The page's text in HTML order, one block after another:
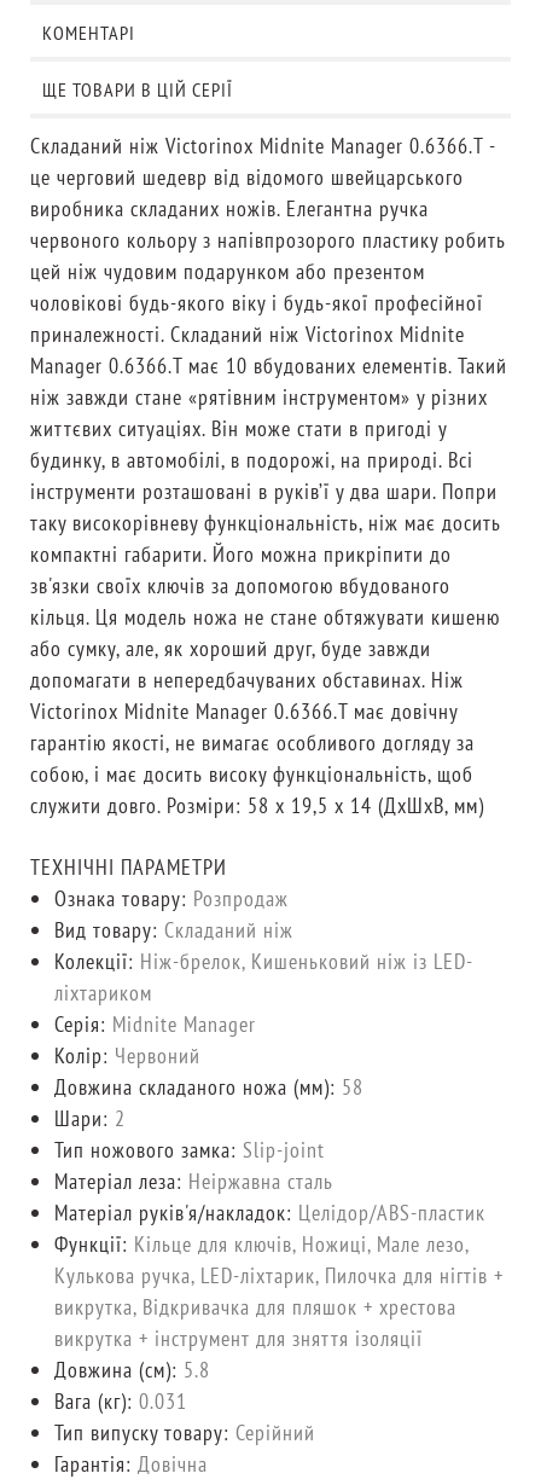
КОМЕНТАРІ
ЩЕ ТОВАРИ В ЦІЙ СЕРІЇ
Складаний ніж Victorinox Midnite Manager 0.6366.T -
це черговий шедевр від відомого швейцарського
виробника складаних ножів. Елегантна ручка
червоного кольору з напівпрозорого пластику робить
цей ніж чудовим подарунком або презентом
чоловікові будь-якого віку і будь-якої професійної
приналежності. Складаний ніж Victorinox Midnite
Manager 0.6366.T має 10 вбудованих елементів. Такий
ніж завжди стане «рятівним інструментом» у різних
життєвих ситуаціях. Він може стати в пригоді у
будинку, в автомобілі, в подорожі, на природі. Всі
інструменти розташовані в руків’ї у два шари. Попри
таку високорівневу функціональність, ніж має досить
компактні габарити. Його можна прикріпити до
зв'язки своїх ключів за допомогою вбудованого
кільця. Ця модель ножа не стане обтяжувати кишеню
або сумку, але, як хороший друг, буде завжди
допомагати в непередбачуваних обставинах. Ніж
Victorinox Midnite Manager 0.6366.T має довічну
гарантію якості, не вимагає особливого догляду за
собою, і має досить високу функціональність, щоб
служити довго. Розміри: 58 x 19,5 x 14 (ДxШxВ, мм)
ТЕХНІЧНІ ПАРАМЕТРИ
Ознака товару: Розпродаж
Вид товару: Складаний ніж
Колекції: Ніж-брелок, Кишеньковий ніж із LED-
ліхтариком
Серія: Midnite Manager
Колір: Червоний
Довжина складаного ножа (мм): 58
Шари: 2
Тип ножового замка: Slip-joint
Матеріал леза: Неіржавна сталь
Матеріал руків'я/накладок: Целідор/ABS-пластик
Функції: Кільце для ключів, Ножиці, Мале лезо,
Кулькова ручка, LED-ліхтарик, Пилочка для нігтів +
викрутка, Відкривачка для пляшок + хрестова
викрутка + інструмент для зняття ізоляції
Довжина (cм): 5.8
Вага (кг): 0.031
Тип випуску товару: Серійний
Гарантія: Довічна